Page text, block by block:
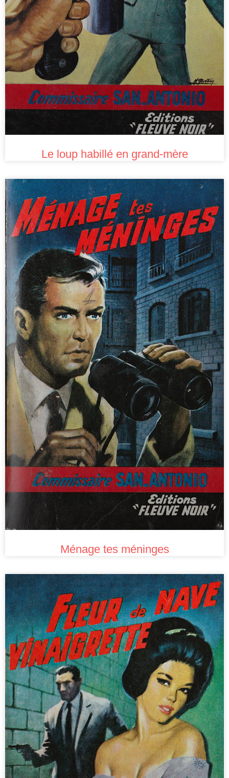
Le loup habillé en grand-mère
Ménage tes méninges